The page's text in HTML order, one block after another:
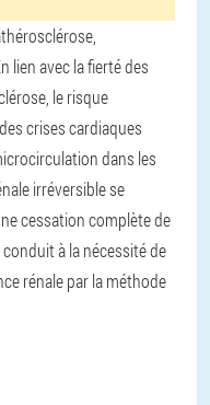
lien avec la fierté des
le risque
crises cardiaques
dans les
irréversible se
cessation complète de
à la nécessité de
rénale par la méthode